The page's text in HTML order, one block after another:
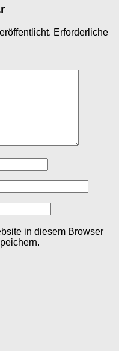
Erforderliche
in diesem Browser